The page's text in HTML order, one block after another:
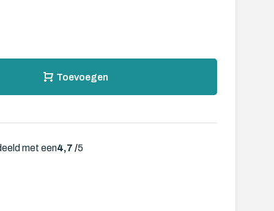
Toevoegen
met een4,7 /5